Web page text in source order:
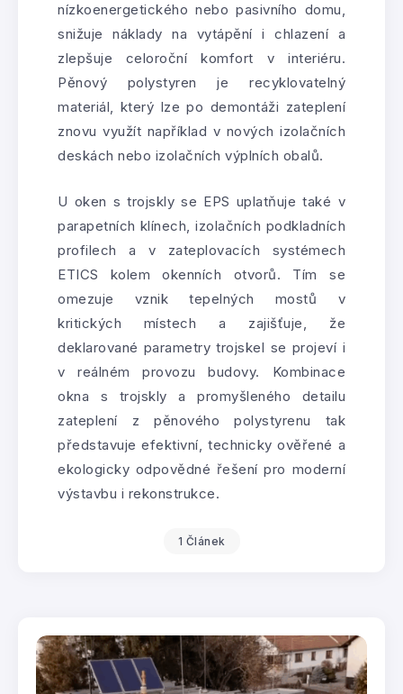
nízkoenergetického nebo pasivního domu,
snižuje náklady na vytápění i chlazení a
zlepšuje celoroční komfort v interiéru.
Pěnový polystyren je recyklovatelný
materiál, který lze po demontáži zateplení
znovu využít například v nových izolačních
deskách nebo izolačních výplních obalů.
U oken s trojskly se EPS uplatňuje také v
parapetních klínech, izolačních podkladních
profilech a v zateplovacích systémech
ETICS kolem okenních otvorů. Tím se
omezuje vznik tepelných mostů v
kritických místech a zajišťuje, že
deklarované parametry trojskel se projeví i
v reálném provozu budovy. Kombinace
okna s trojskly a promyšleného detailu
zateplení z pěnového polystyrenu tak
představuje efektivní, technicky ověřené a
ekologicky odpovědné řešení pro moderní
výstavbu i rekonstrukce.
1 Článek